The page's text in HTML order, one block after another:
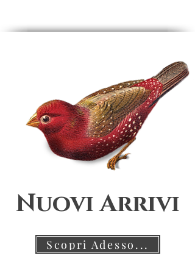
Nuovi Arrivi
Scopri Adesso...